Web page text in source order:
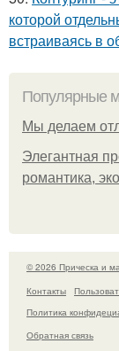
которой
встраиваясь в
Популярные
Мы делаем
Элегантная
романтика,
© 2026 Прическа и
Контакты
Политика
Обратная связь